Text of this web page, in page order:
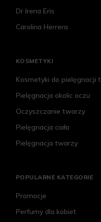
Dr Irena Eris
Carolina Herrera
KOSMETYKI
Kosmetyki do pielęgnacji
Pielęgnacja okolic oczu
Oczyszczanie twarzy
Pielęgnacja ciała
Pielęgnacja twarzy
POPULARNE KATEGORIE
Promocje
Perfumy dla kobiet